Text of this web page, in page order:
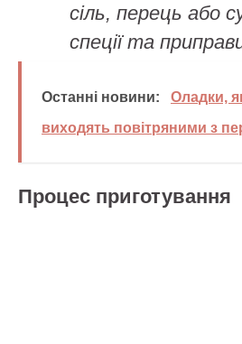
сіль, перець або
спеції та
Останні новини:
Оладки,
виходять повітряними з
Процес приготування